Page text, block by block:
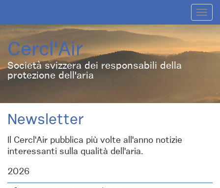
Cercl'Air
Società svizzera dei responsabili della
protezione dell'aria
Newsletter
Il Cercl'Air pubblica più volte all'anno notizie
interessanti sulla qualità dell'aria.
2026